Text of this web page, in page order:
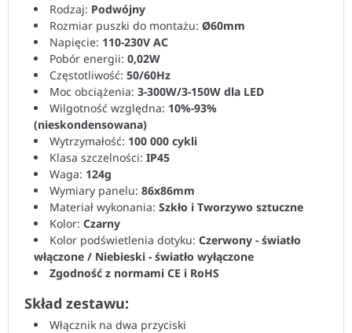
Rodzaj: Podwójny
Rozmiar puszki do montażu: Ø60mm
Napięcie: 110-230V AC
Pobór energii: 0,02W
Częstotliwość: 50/60Hz
Moc obciążenia: 3-300W/3-150W dla LED
Wilgotność względna: 10%-93%
(nieskondensowana)
Wytrzymałość: 100 000 cykli
Klasa szczelności: IP45
Waga: 124g
Wymiary panelu: 86x86mm
Materiał wykonania: Szkło i Tworzywo sztuczne
Kolor: Czarny
Kolor podświetlenia dotyku: Czerwony - światło
włączone / Niebieski - światło wyłączone
Zgodność z normami CE i RoHS
Skład zestawu:
Włącznik na dwa przyciski